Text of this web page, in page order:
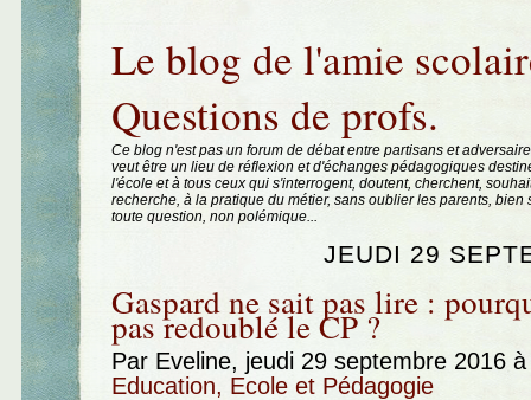
Le blog de l'amie
Questions de profs.
Ce blog n'est pas un forum de débat entre partisans et
veut être un lieu de réflexion et d'échanges pédagogiques
l'école et à tous ceux qui s'interrogent, doutent, cherchent,
recherche, à la pratique du métier, sans oublier les parents, bien
toute question, non polémique...
JEUDI 29
Gaspard ne sait pas lire :
pas redoublé le CP ?
Par Eveline, jeudi 29 septembre 2016
Education, Ecole et Pédagogie